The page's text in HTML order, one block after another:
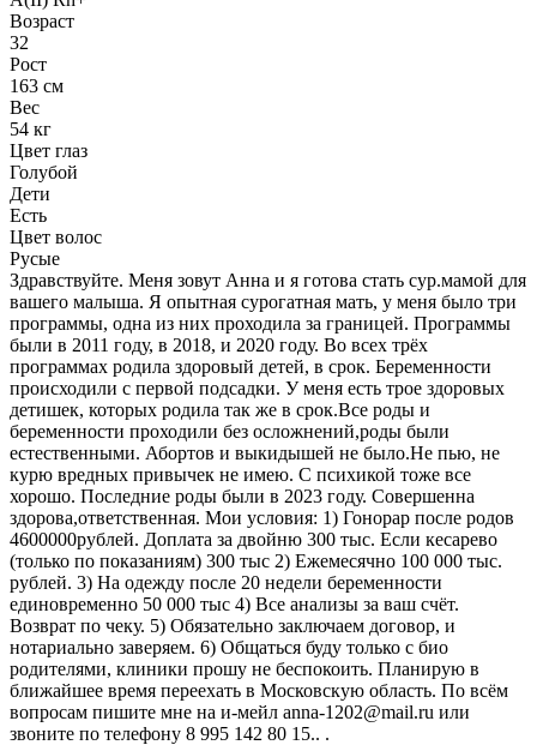
Возраст
32
Рост
163 см
Вес
54 кг
Цвет глаз
Голубой
Дети
Есть
Цвет волос
Русые
Здравствуйте. Меня зовут Анна и я готова стать сур.мамой для
вашего малыша. Я опытная сурогатная мать, у меня было три
программы, одна из них проходила за границей. Программы
были в 2011 году, в 2018, и 2020 году. Во всех трёх
программах родила здоровый детей, в срок. Беременности
происходили с первой подсадки. У меня есть трое здоровых
детишек, которых родила так же в срок.Все роды и
беременности проходили без осложнений,роды были
естественными. Абортов и выкидышей не было.Не пью, не
курю вредных привычек не имею. С психикой тоже все
хорошо. Последние роды были в 2023 году. Совершенна
здорова,ответственная. Мои условия: 1) Гонорар после родов
4600000рублей. Доплата за двойню 300 тыс. Если кесарево
(только по показаниям) 300 тыс 2) Ежемесячно 100 000 тыс.
рублей. 3) На одежду после 20 недели беременности
единовременно 50 000 тыс 4) Все анализы за ваш счёт.
Возврат по чеку. 5) Обязательно заключаем договор, и
нотариально заверяем. 6) Общаться буду только с био
родителями, клиники прошу не беспокоить. Планирую в
ближайшее время переехать в Московскую область. По всём
вопросам пишите мне на и-мейл anna-1202@mail.ru или
звоните по телефону 8 995 142 80 15.. .